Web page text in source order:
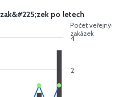
Počet veřejných
zakázek
po letech
2
4